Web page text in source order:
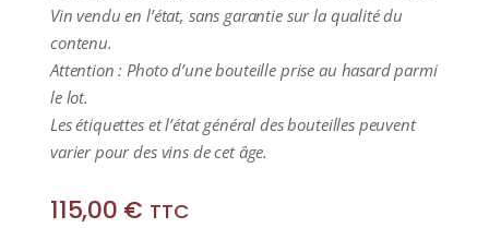
Vin vendu en l’état, sans garantie sur la qualité du
contenu.
Attention : Photo d’une bouteille prise au hasard parmi
le lot.
Les étiquettes et l’état général des bouteilles peuvent
varier pour des vins de cet âge.
115,00 € TTC